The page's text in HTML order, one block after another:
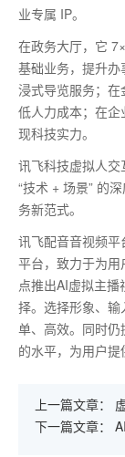
业专属 IP。
在政务大厅，它 7×
基础业务，提升
浸式导览服务；
低人力成本；在
现科技实力。
讯飞科技虚拟人
“技术 + 场景” 的
务新范式。
讯飞配音音视频
平台，致力于为
点推出AI虚拟主
择。选择形象、
单、高效。同时
的水平，为用户提
上一篇文章：
下一篇文章：